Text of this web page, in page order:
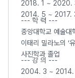
2018. 1 ~ 2020. 3
2014. 5 ~ 2017. 3
--- 학 력 ---
중앙대학교 예술대
이태리 밀라노의
사진학과 졸업
--- 강 의 ---
2004. 3 ~